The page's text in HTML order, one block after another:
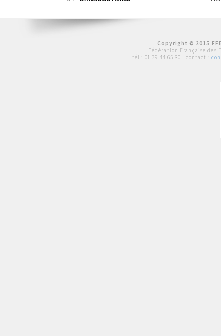
Copyright © 2015
Fédération Française des
tél : 01 39 44 65 80 | contact :